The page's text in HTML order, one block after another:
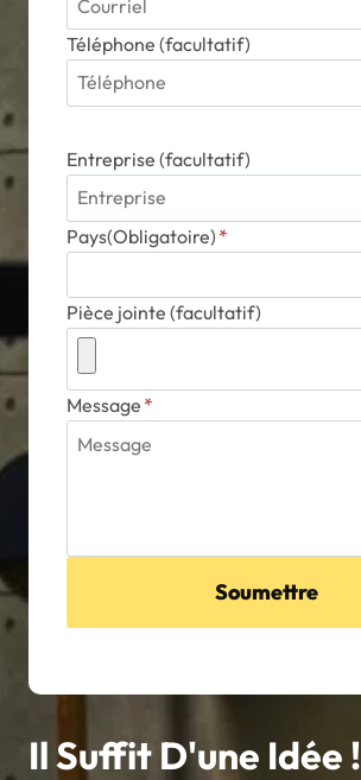
Téléphone (facultatif)
Entreprise (facultatif)
Pays(Obligatoire) *
Pièce jointe (facultatif)
Message *
Soumettre
Il Suffit D'une Idée !